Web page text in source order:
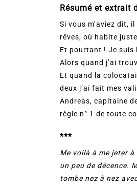
Résumé et extrait
Si vous m’aviez dit,
rêves, où habite
Et pourtant ! Je suis
Alors quand j’ai
Et quand la
deux j’ai fait mes
Andreas, capitaine
règle n° 1 de toute
***
Me voilà à me jeter
un peu de décence.
tombe nez à nez